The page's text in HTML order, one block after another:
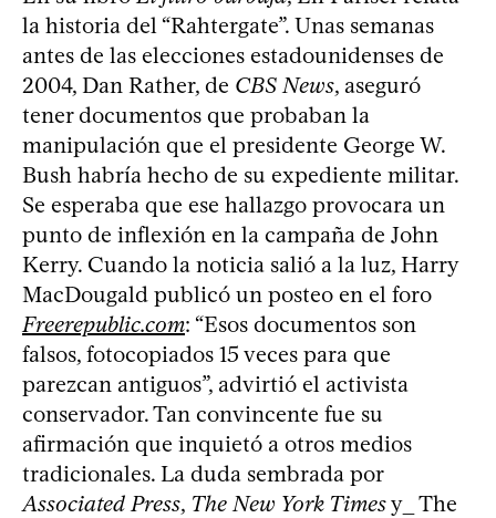
la historia del “Rahtergate”. Unas semanas
antes de las elecciones estadounidenses de
2004, Dan Rather, de CBS News, aseguró
tener documentos que probaban la
manipulación que el presidente George W.
Bush habría hecho de su expediente militar.
Se esperaba que ese hallazgo provocara un
punto de inflexión en la campaña de John
Kerry. Cuando la noticia salió a la luz, Harry
MacDougald publicó un posteo en el foro
Freerepublic.com: “Esos documentos son
falsos, fotocopiados 15 veces para que
parezcan antiguos”, advirtió el activista
conservador. Tan convincente fue su
afirmación que inquietó a otros medios
tradicionales. La duda sembrada por
Associated Press, The New York Timesy_ The